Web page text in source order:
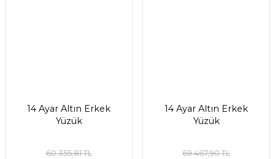
14 Ayar Altın Erkek
Yüzük
60.355,81 TL
14 Ayar Altın Erkek
Yüzük
69.467,90 TL